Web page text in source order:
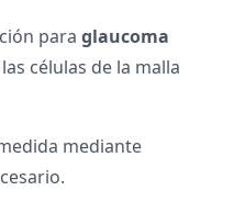
para glaucoma
células de la malla
mediante